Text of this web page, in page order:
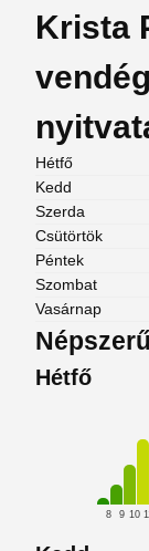
Krista
Hétfő
Kedd
Szerda
Csütörtök
Péntek
Szombat
Vasárnap
Hétfő
8 9 10